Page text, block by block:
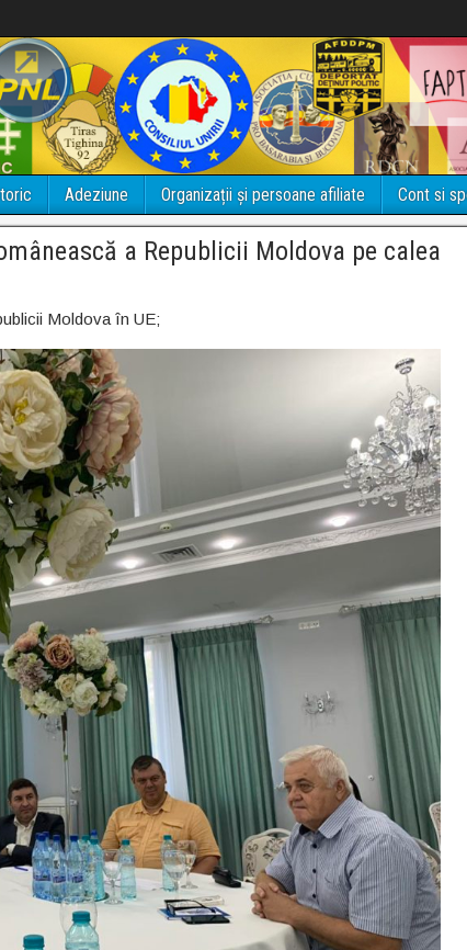
Adeziune Organizații și persoane afiliate Cont si
a Republicii Moldova pe calea
Moldova în UE;